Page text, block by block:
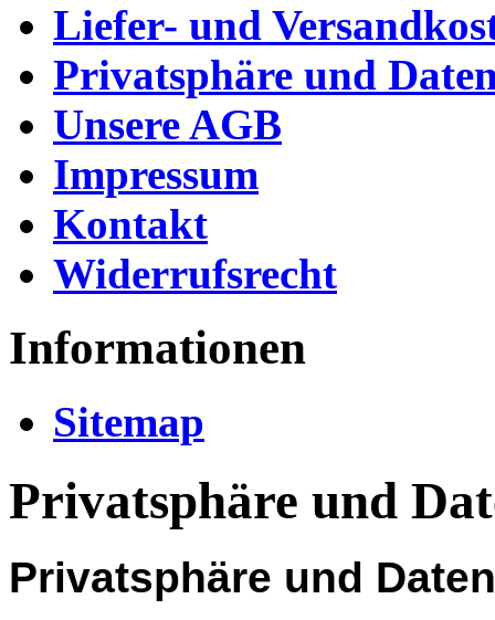
Liefer- und
Privatsphäre und
Unsere AGB
Impressum
Kontakt
Widerrufsrecht
Informationen
Sitemap
Privatsphäre und
Privatsphäre und